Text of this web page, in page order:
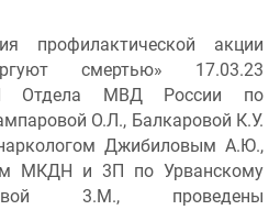
профилактической акции
смертью» 17.03.23
Отдела МВД России по
О.Л., Балкаровой К.У.
Джибиловым А.Ю.,
МКДН и 3П по Урванскому
3.М., проведены